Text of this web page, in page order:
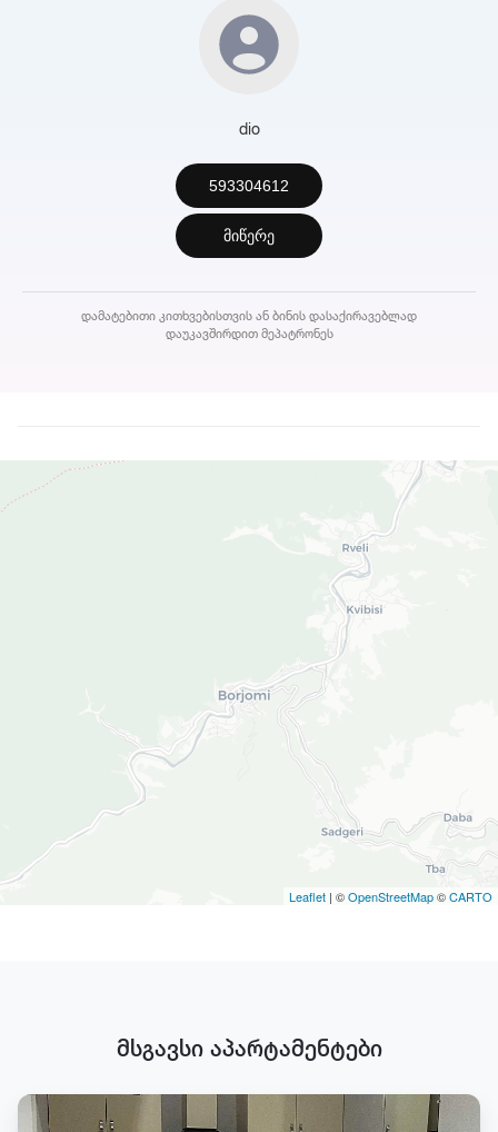
dio
593304612
მიწერე
დამატებითი კითხვებისთვის ან ბინის დასაქირავებლად
დაუკავშირდით მეპატრონეს
Leaflet | ©OpenStreetMap©CARTO
მსგავსი აპარტამენტები